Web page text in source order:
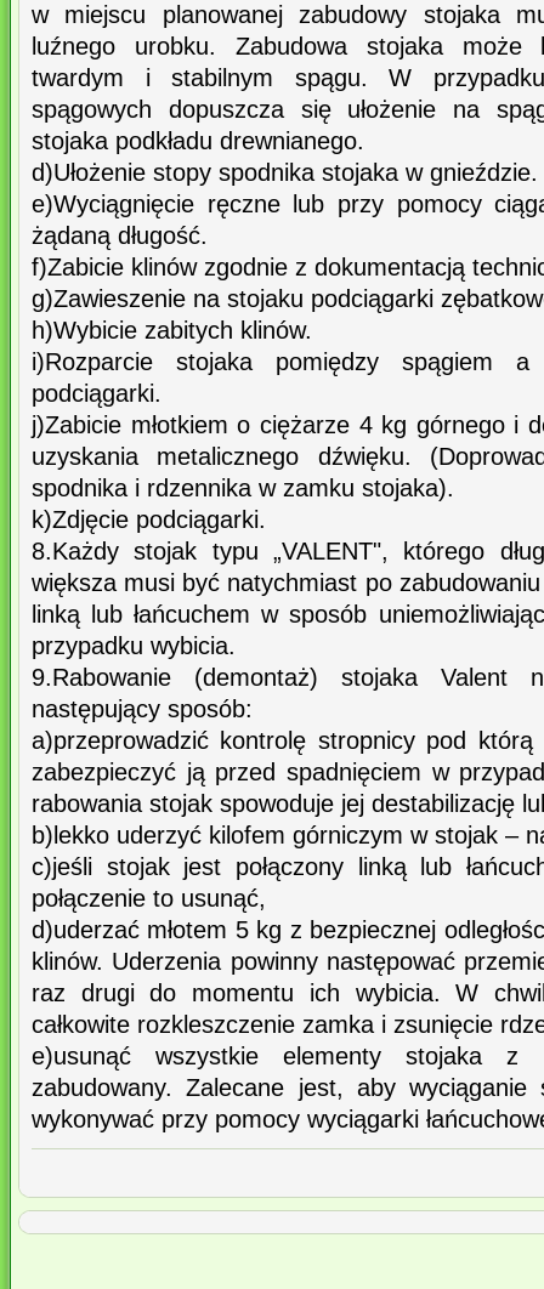
w miejscu planowanej zabudowy stojaka
luźnego urobku. Zabudowa stojaka
twardym i stabilnym spągu. W
spągowych dopuszcza się ułożenie na
stojaka podkładu drewnianego.
d)Ułożenie stopy spodnika stojaka w gnieździe.
e)Wyciągnięcie ręczne lub przy pomocy
żądaną długość.
f)Zabicie klinów zgodnie z dokumentacją
g)Zawieszenie na stojaku podciągarki
h)Wybicie zabitych klinów.
i)Rozparcie stojaka pomiędzy spągiem
podciągarki.
j)Zabicie młotkiem o ciężarze 4 kg górnego i
uzyskania metalicznego dźwięku.
spodnika i rdzennika w zamku stojaka).
k)Zdjęcie podciągarki.
8.Każdy stojak typu „VALENT", którego
większa musi być natychmiast po
linką lub łańcuchem w sposób
przypadku wybicia.
9.Rabowanie (demontaż) stojaka Valent
następujący sposób:
a)przeprowadzić kontrolę stropnicy pod
zabezpieczyć ją przed spadnięciem w
rabowania stojak spowoduje jej destabilizację
b)lekko uderzyć kilofem górniczym w stojak –
c)jeśli stojak jest połączony linką lub
połączenie to usunąć,
d)uderzać młotem 5 kg z bezpiecznej
klinów. Uderzenia powinny następować
raz drugi do momentu ich wybicia. W
całkowite rozkleszczenie zamka i zsunięcie
e)usunąć wszystkie elementy stojaka z
zabudowany. Zalecane jest, aby wyciąganie
wykonywać przy pomocy wyciągarki